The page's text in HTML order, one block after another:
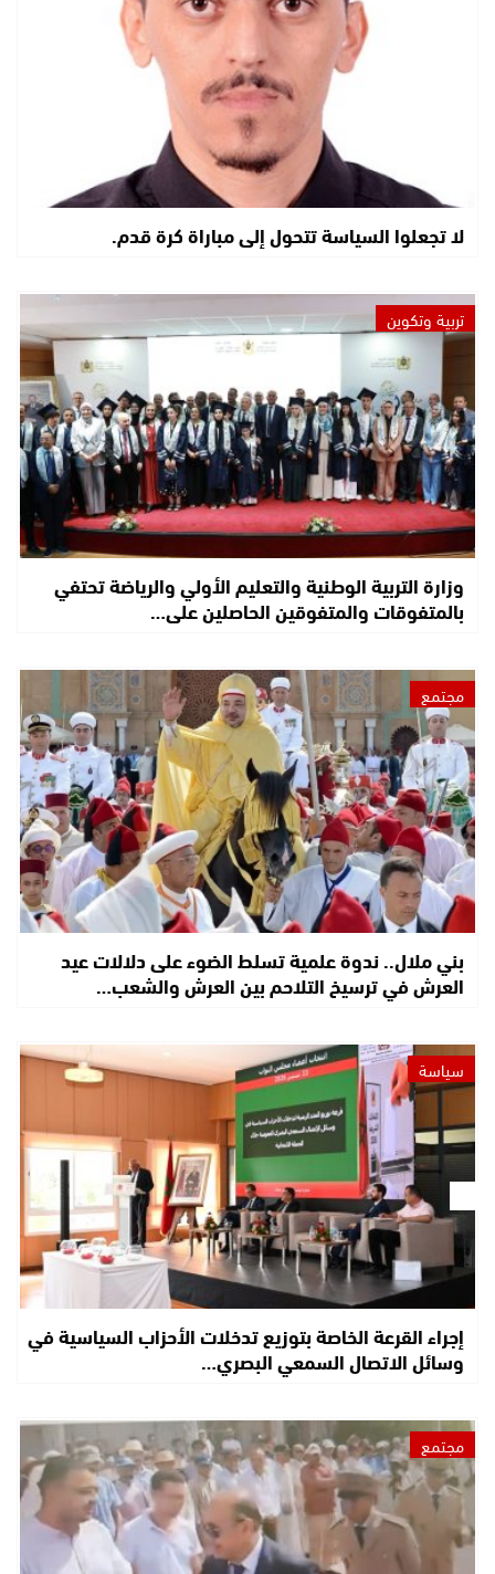
لا تجعلوا السياسة تتحول إلى مباراة كرة قدم.
تربية وتكوين
وزارة التربية الوطنية والتعليم الأولي والرياضة تحتفي
بالمتفوقات والمتفوقين الحاصلين على…
مجتمع
بني ملال.. ندوة علمية تسلط الضوء على دلالات عيد
العرش في ترسيخ التلاحم بين العرش والشعب…
سياسة
إجراء القرعة الخاصة بتوزيع تدخلات الأحزاب السياسية في
وسائل الاتصال السمعي البصري…
مجتمع